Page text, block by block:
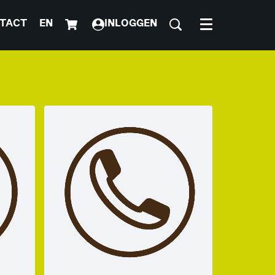
EN INLOGGEN Menu